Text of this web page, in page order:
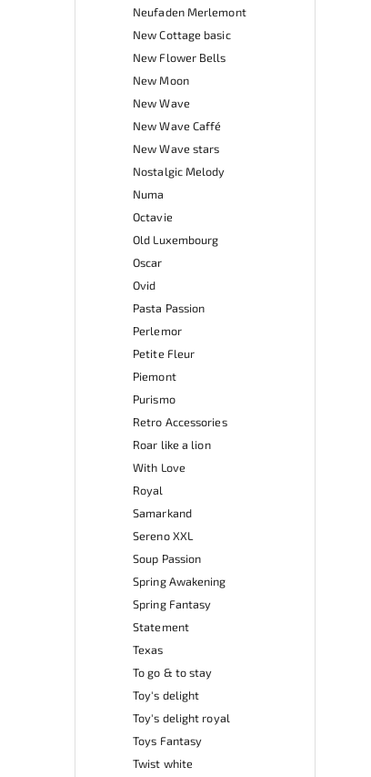
Neufaden Merlemont
New Cottage basic
New Flower Bells
New Moon
New Wave
New Wave Caffé
New Wave stars
Nostalgic Melody
Numa
Octavie
Old Luxembourg
Oscar
Ovid
Pasta Passion
Perlemor
Petite Fleur
Piemont
Purismo
Retro Accessories
Roar like a lion
With Love
Royal
Samarkand
Sereno XXL
Soup Passion
Spring Awakening
Spring Fantasy
Statement
Texas
To go & to stay
Toy's delight
Toy's delight royal
Toys Fantasy
Twist white